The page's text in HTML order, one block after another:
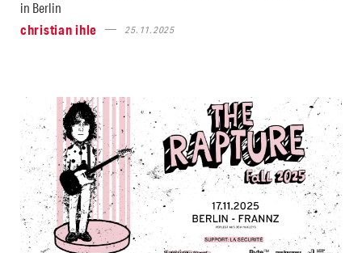
in Berlin
christian ihle
25.11.2025